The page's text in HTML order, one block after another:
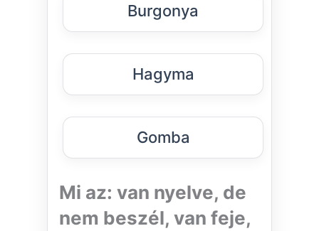
Burgonya
Hagyma
Gomba
Mi az: van nyelve, de
nem beszél, van feje,